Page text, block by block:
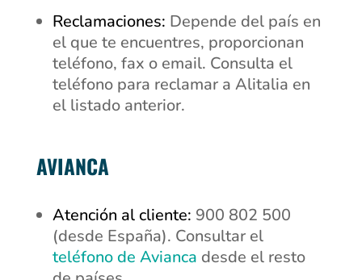
Reclamaciones: Depende del país en
el que te encuentres, proporcionan
teléfono, fax o email. Consulta el
teléfono para reclamar a Alitalia en
el listado anterior.
AVIANCA
Atención al cliente: 900 802 500
(desde España). Consultar el
teléfono de Avianca desde el resto